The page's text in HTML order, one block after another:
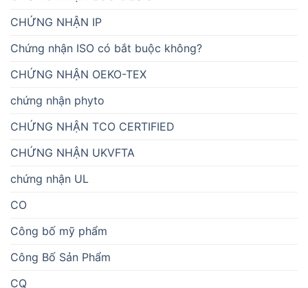
CHỨNG NHẬN IP
Chứng nhận ISO có bắt buộc không?
CHỨNG NHẬN OEKO-TEX
chứng nhận phyto
CHỨNG NHẬN TCO CERTIFIED
CHỨNG NHẬN UKVFTA
chứng nhận UL
CO
Công bố mỹ phẩm
Công Bố Sản Phẩm
CQ